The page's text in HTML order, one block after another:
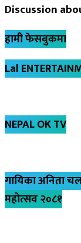
Discussion
हामी फेसबुकमा
Lal
NEPAL OK TV
गायिका अनिता
महोत्सव २०८१